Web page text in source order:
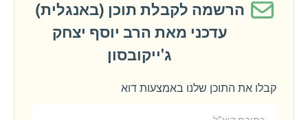
הרשמה לקבלת תוכן (באנגלית)
עדכני מאת הרב יוסף יצחק
ג'ייקובסון
קבלו את התוכן שלנו באמצעות דוא